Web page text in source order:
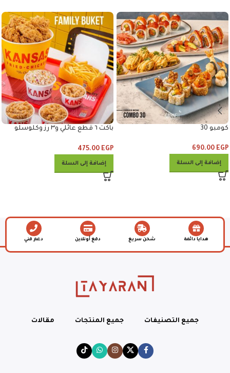
كومبو 30
690.00 EGP
إضافة إلى السلة
باكت ٦ قطع عائلي و٣ رز وكلوسلو
475.00 EGP
إضافة إلى السلة
هدايا دائمة شحن سريع دفع أونلاين دعم فني
جميع التصنيفات جميع المنتجات مقالات